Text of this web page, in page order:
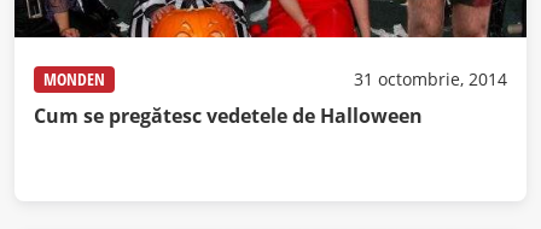
MONDEN 31 octombrie, 2014
Cum se pregătesc vedetele de Halloween